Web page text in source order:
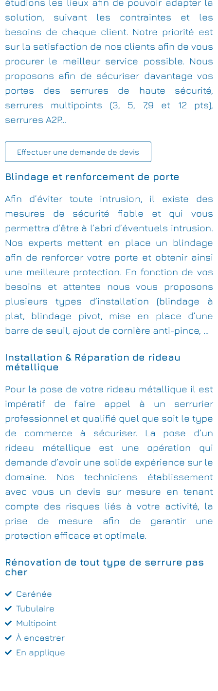
étudions les lieux afin de pouvoir adapter la
solution, suivant les contraintes et les
besoins de chaque client. Notre priorité est
sur la satisfaction de nos clients afin de vous
procurer le meilleur service possible. Nous
proposons afin de sécuriser davantage vos
portes des serrures de haute sécurité,
serrures multipoints (3, 5, 7,9 et 12 pts),
serrures A2P…
Effectuer une demande de devis
Blindage et renforcement de porte
Afin d’éviter toute intrusion, il existe des
mesures de sécurité fiable et qui vous
permettra d’être à l’abri d’éventuels intrusion.
Nos experts mettent en place un blindage
afin de renforcer votre porte et obtenir ainsi
une meilleure protection. En fonction de vos
besoins et attentes nous vous proposons
plusieurs types d’installation (blindage à
plat, blindage pivot, mise en place d’une
barre de seuil, ajout de cornière anti-pince, …
Installation & Réparation de rideau
métallique
Pour la pose de votre rideau métallique il est
impératif de faire appel à un serrurier
professionnel et qualifié quel que soit le type
de commerce à sécuriser. La pose d’un
rideau métallique est une opération qui
demande d’avoir une solide expérience sur le
domaine. Nos techniciens établissement
avec vous un devis sur mesure en tenant
compte des risques liés à votre activité, la
prise de mesure afin de garantir une
protection efficace et optimale.
Rénovation de tout type de serrure pas
cher
Carénée
Tubulaire
Multipoint
À encastrer
En applique